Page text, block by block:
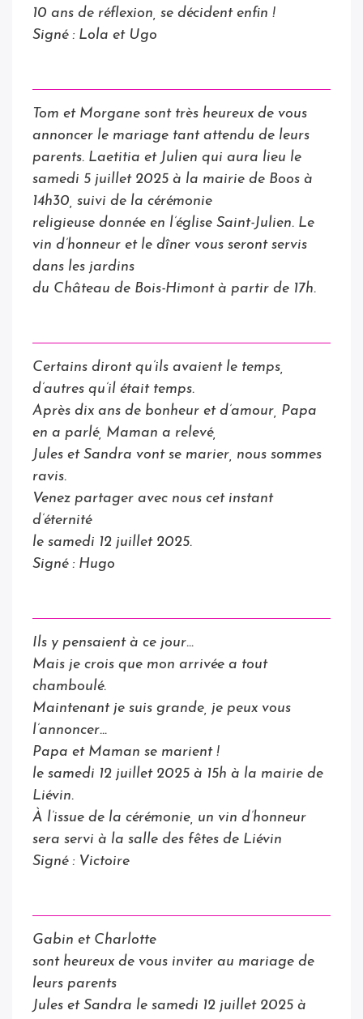
10 ans de réflexion, se décident enfin !
Signé : Lola et Ugo
Tom et Morgane sont très heureux de vous
annoncer le mariage tant attendu de leurs
parents. Laetitia et Julien qui aura lieu le
samedi 5 juillet 2025 à la mairie de Boos à
14h30, suivi de la cérémonie
religieuse donnée en l’église Saint-Julien. Le
vin d’honneur et le dîner vous seront servis
dans les jardins
du Château de Bois-Himont à partir de 17h.
Certains diront qu’ils avaient le temps,
d’autres qu’il était temps.
Après dix ans de bonheur et d’amour, Papa
en a parlé, Maman a relevé,
Jules et Sandra vont se marier, nous sommes
ravis.
Venez partager avec nous cet instant
d’éternité
le samedi 12 juillet 2025.
Signé : Hugo
Ils y pensaient à ce jour…
Mais je crois que mon arrivée a tout
chamboulé.
Maintenant je suis grande, je peux vous
l’annoncer…
Papa et Maman se marient !
le samedi 12 juillet 2025 à 15h à la mairie de
Liévin.
À l’issue de la cérémonie, un vin d’honneur
sera servi à la salle des fêtes de Liévin
Signé : Victoire
Gabin et Charlotte
sont heureux de vous inviter au mariage de
leurs parents
Jules et Sandra le samedi 12 juillet 2025 à